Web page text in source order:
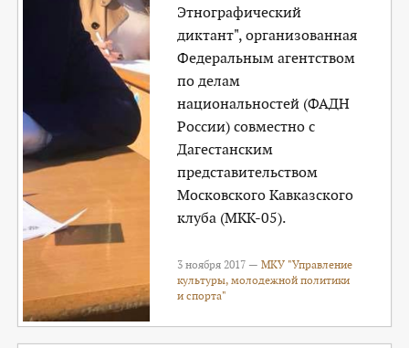
Этнографический
диктант", организованная
Федеральным агентством
по делам
национальностей (ФАДН
России) совместно с
Дагестанским
представительством
Московского Кавказского
клуба (МКК-05).
3 ноября 2017 —МКУ "Управление
культуры, молодежной политики
и спорта"